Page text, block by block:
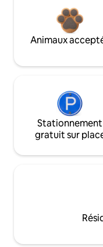
Animaux
Stationnement
gratuit sur